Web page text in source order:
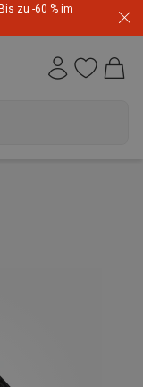
zu -60 % im